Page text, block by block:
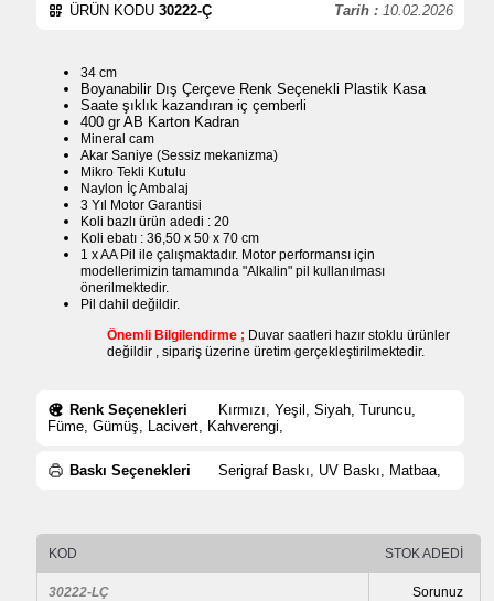
Tarih : 10.02.2026
ÜRÜN KODU 30222-Ç
34 cm
Boyanabilir Dış Çerçeve Renk Seçenekli Plastik Kasa
Saate şıklık kazandıran iç çemberli
400 gr AB Karton Kadran
Mineral cam
Akar Saniye (Sessiz mekanizma)
Mikro Tekli Kutulu
Naylon İç Ambalaj
3 Yıl Motor Garantisi
Koli bazlı ürün adedi : 20
Koli ebatı : 36,50 x 50 x 70 cm
1 x AA Pil ile çalışmaktadır. Motor performansı için
modellerimizin tamamında "Alkalin" pil kullanılması
önerilmektedir.
Pil dahil değildir.
Önemli Bilgilendirme ; Duvar saatleri hazır stoklu ürünler
değildir , sipariş üzerine üretim gerçekleştirilmektedir.
Renk Seçenekleri
Kırmızı, Yeşil, Siyah, Turuncu,
Füme, Gümüş, Lacivert, Kahverengi,
Baskı Seçenekleri Serigraf Baskı, UV Baskı, Matbaa,
KOD STOK ADEDİ
30222-LÇ Sorunuz